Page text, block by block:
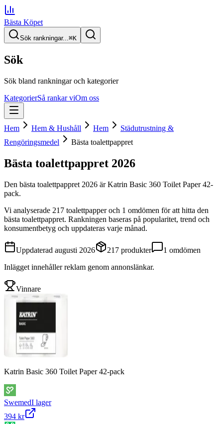
Bästa Köpet
Sök rankningar...⌘K
Sök
Sök bland rankningar och kategorier
KategorierSå rankar viOm oss
Hem Hem & Hushåll Hem
Städutrustning &
Rengöringsmedel
Bästa toalettpappret
Bästa toalettpappret 2026
Den bästa toalettpappret 2026 ärKatrin Basic 360 Toilet Paper 42-
pack.
Vi analyserade 217 toalettpapperoch 1 omdömen för att hitta den
bästa toalettpappret. Rankningen baseras på popularitet, trend och
konsumentbetyg och uppdateras varje månad.
Uppdaterad augusti 2026 217 produkter 1 omdömen
Inlägget innehåller reklam genom annonslänkar.
Vinnare
Katrin Basic 360 Toilet Paper 42-pack
SwemedI lager
394 kr